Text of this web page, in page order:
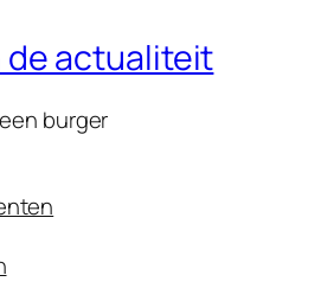
de actualiteit
burger